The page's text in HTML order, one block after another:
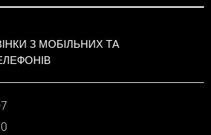
З МОБІЛЬНИХ ТА